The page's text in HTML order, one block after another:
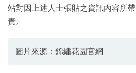
站對因上述人士張貼之資訊內容所
責。
圖片來源：錦繡花園官網